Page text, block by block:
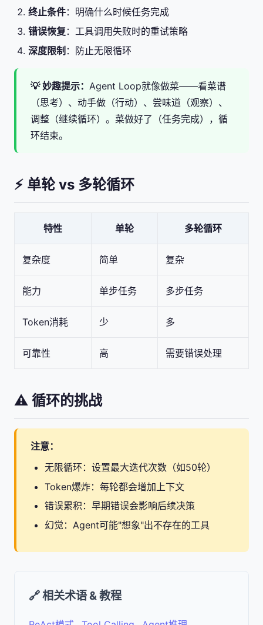
终止条件：明确什么时候任务完成
错误恢复 ：工具调用失败时的重试策略
深度限制 ：防止无限循环
💡 妙趣提示： Agent Loop就像做菜——看菜谱
（思考）、动手做（行动）、尝味道（观察）、
调整（继续循环）。菜做好了（任务完成），循
环结束。
⚡ 单轮 vs 多轮循环
特性 单轮 多轮循环
复杂度 简单 复杂
能力 单步任务 多步任务
Token消耗 少 多
可靠性 高 需要错误处理
⚠️ 循环的挑战
注意：
无限循环：设置最大迭代次数（如50轮）
Token爆炸：每轮都会增加上下文
错误累积：早期错误会影响后续决策
幻觉：Agent可能"想象"出不存在的工具
🔗 相关术语 & 教程